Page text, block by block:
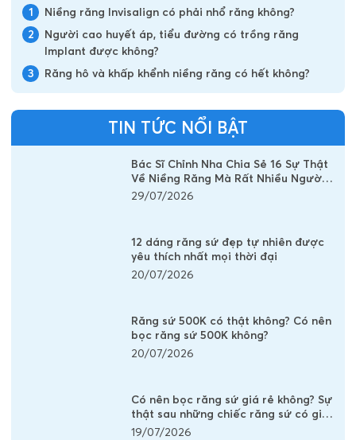
1
Niềng răng Invisalign có phải nhổ răng không?
2
Người cao huyết áp, tiểu đường có trồng răng
Implant được không?
3
Răng hô và khấp khểnh niềng răng có hết không?
TIN TỨC NỔI BẬT
Bác Sĩ Chỉnh Nha Chia Sẻ 16 Sự Thật
Về Niềng Răng Mà Rất Nhiều Người
Vẫn Đang Hiểu Sai
29/07/2026
12 dáng răng sứ đẹp tự nhiên được
yêu thích nhất mọi thời đại
20/07/2026
Răng sứ 500K có thật không? Có nên
bọc răng sứ 500K không?
20/07/2026
Có nên bọc răng sứ giá rẻ không? Sự
thật sau những chiếc răng sứ có giá
vài trăm nghìn
19/07/2026